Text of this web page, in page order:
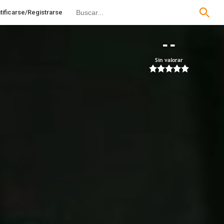
Registrarse
--
Sin valorar